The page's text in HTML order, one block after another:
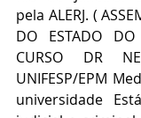
pela ALERJ. (
DO ESTADO DO
CURSO DR
UNIFESP/EPM
universidade